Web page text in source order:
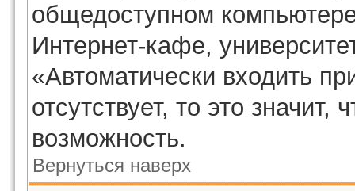
общедоступном
Интернет-кафе,
«Автоматически входить
отсутствует, то это
возможность.
Вернуться наверх